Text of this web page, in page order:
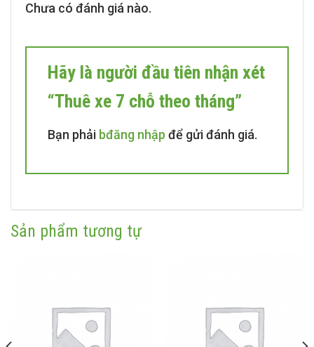
Chưa có đánh giá nào.
Hãy là người đầu tiên nhận xét
“Thuê xe 7 chỗ theo tháng”
Bạn phải bđăng nhập để gửi đánh giá.
Sản phẩm tương tự